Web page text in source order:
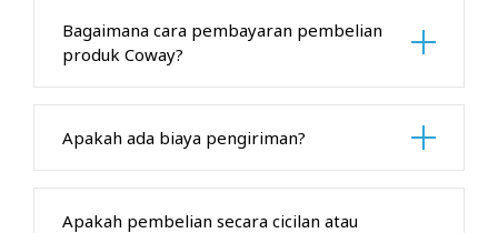
Bagaimana cara pembayaran pembelian
produk Coway?
Apakah ada biaya pengiriman?
Apakah pembelian secara cicilan atau